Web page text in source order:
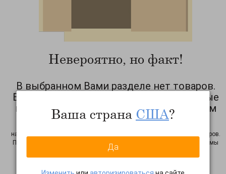
Невероятно, но факт!
В выбранном Вами разделе нет товаров.
Возможно, Вы выбрали фильтра, которые
исключают показ товаров. Рекомендуем
Вам сбросить фильтра!
на период тестирования сайта возможны неточности в работе фильтров.
Просим Вас уведомить нас об этом факте: нажмите на
, и мы
узнаем о неточности! Спасибо
Ваша страна США?
Да